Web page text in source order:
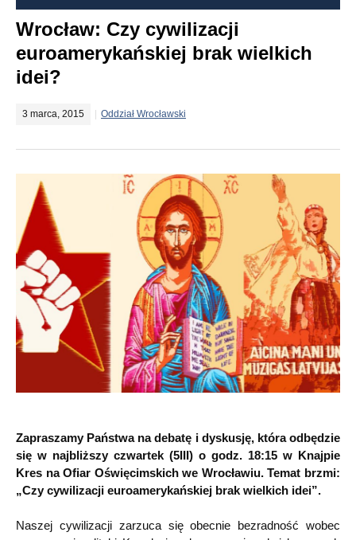
Wrocław: Czy cywilizacji
euroamerykańskiej brak wielkich
idei?
3 marca, 2015 Oddział Wrocławski
Zapraszamy Państwa na debatę i dyskusję, która odbędzie
się w najbliższy czwartek (5III) o godz. 18:15 w Knajpie
Kres na Ofiar Oświęcimskich we Wrocławiu. Temat brzmi:
„Czy cywilizacji euroamerykańskiej brak wielkich idei”.
Naszej cywilizacji zarzuca się obecnie bezradność wobec